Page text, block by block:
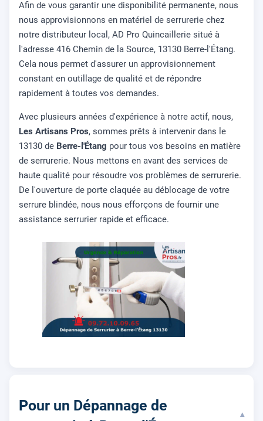
Afin de vous garantir une disponibilité permanente, nous
nous approvisionnons en matériel de serrurerie chez
notre distributeur local, AD Pro Quincaillerie situé à
l'adresse 416 Chemin de la Source, 13130 Berre-l'Étang.
Cela nous permet d'assurer un approvisionnement
constant en outillage de qualité et de répondre
rapidement à toutes vos demandes.
Avec plusieurs années d'expérience à notre actif, nous,
Les Artisans Pros, sommes prêts à intervenir dans le
13130 de Berre-l'Étang pour tous vos besoins en matière
de serrurerie. Nous mettons en avant des services de
haute qualité pour résoudre vos problèmes de serrurerie.
De l'ouverture de porte claquée au déblocage de votre
serrure blindée, nous nous efforçons de fournir une
assistance serrurier rapide et efficace.
Pour un Dépannage de
▾